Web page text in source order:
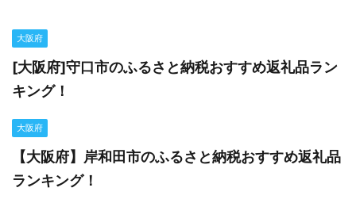
大阪府
[大阪府]守口市のふるさと納税おすすめ返礼品ラン
キング！
大阪府
【大阪府】岸和田市のふるさと納税おすすめ返礼品
ランキング！